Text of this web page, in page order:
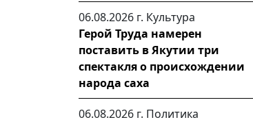
06.08.2026 г. Культура
Герой Труда намерен
поставить в Якутии три
спектакля о происхождении
народа саха
06.08.2026 г. Политика